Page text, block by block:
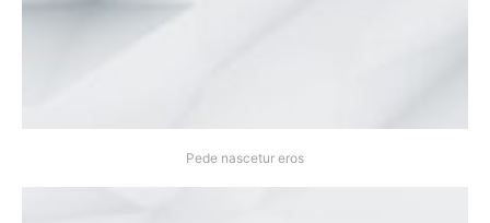
Pede nascetur eros